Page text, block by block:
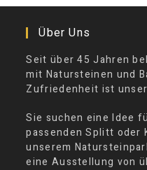
Über Uns
Seit über 45 Jahren
mit Natursteinen und
Zufriedenheit ist
Sie suchen eine Idee
passenden Splitt oder
unserem
eine Ausstellung von